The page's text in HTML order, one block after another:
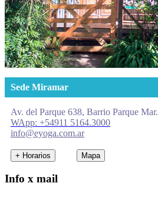
Sede Miramar
Av. del Parque 638, Barrio Parque Mar.
WApp: +54911 5164.3000
info@eyoga.com.ar
+ Horarios Mapa
Info x mail